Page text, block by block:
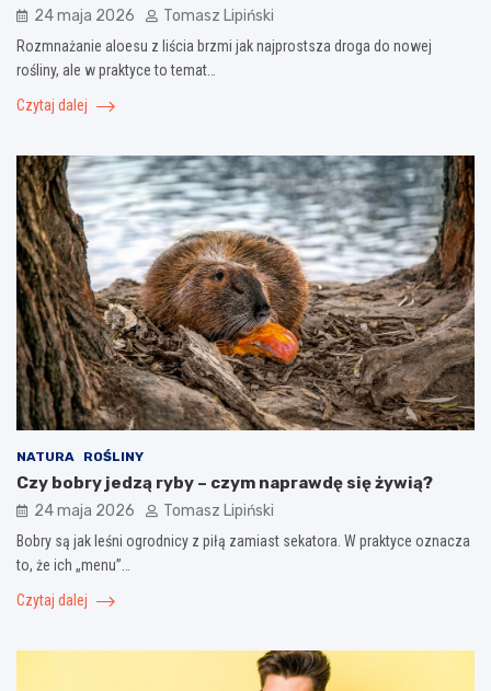
24 maja 2026 Tomasz Lipiński
Rozmnażanie aloesu z liścia brzmi jak najprostsza droga do nowej
rośliny, ale w praktyce to temat…
Czytaj dalej
NATURA ROŚLINY
Czy bobry jedzą ryby – czym naprawdę się żywią?
24 maja 2026 Tomasz Lipiński
Bobry są jak leśni ogrodnicy z piłą zamiast sekatora. W praktyce oznacza
to, że ich „menu”…
Czytaj dalej